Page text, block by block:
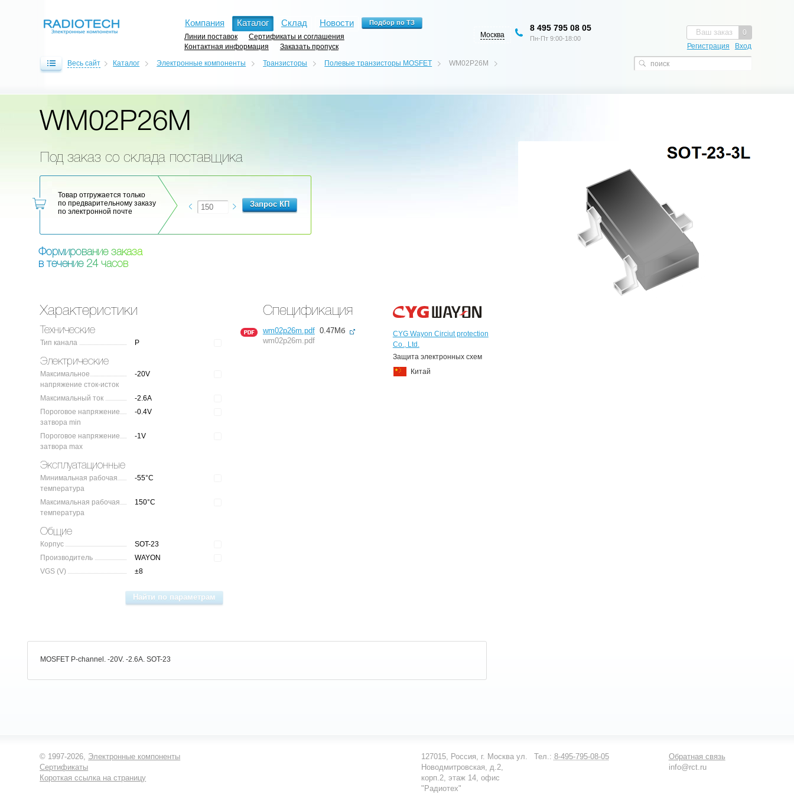
Компания Каталог Склад Новости
Линии поставок
Сертификаты и соглашения
Контактная информация
Заказать пропуск
0
Ваш заказ
Регистрация Вход
Москва
8 495 795 08 05
Пн-Пт 9:00-18:00
Весь сайт Каталог Электронные компоненты Транзисторы Полевые транзисторы MOSFET WM02P26M
WM02P26M
Под заказ со склада поставщика
Товар отгружается только
по предварительному заказу
по электронной почте
Формирование заказа
в течение 24 часов
Характеристики
Технические
Тип канала P
Электрические
Максимальное
напряжение сток-исток
-20V
Максимальный ток
-2.6A
Пороговое напряжение
затвора min
-0.4V
Пороговое напряжение
затвора max
-1V
Эксплуатационные
Минимальная рабочая
температура
-55°C
Максимальная рабочая
температура
150°C
Общие
Корпус
SOT-23
Производитель
WAYON
VGS (V)
±8
Спецификация
wm02p26m.pdf 0.47Мб
wm02p26m.pdf
CYG Wayon Circiut protection
Co., Ltd.
Защита электронных схем
Китай
MOSFET P-channel. -20V. -2.6A. SOT-23
© 1997-2026, Электронные компоненты
Сертификаты
Короткая ссылка на страницу
Обратная связь
info@rct.ru
Тел.: 8-495-795-08-05
127015, Россия, г. Москва ул.
Новодмитровская, д.2,
корп.2, этаж 14, офис
"Радиотех"